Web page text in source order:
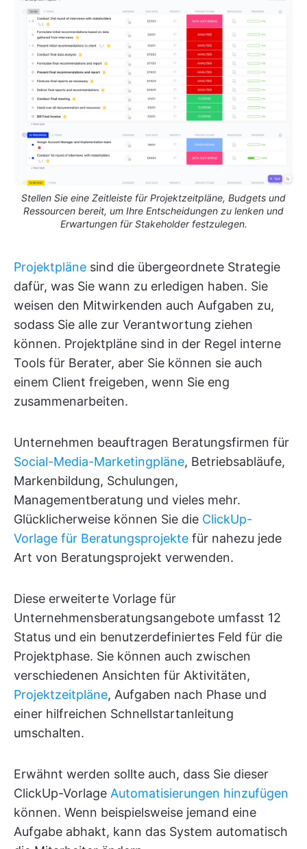
Stellen Sie eine Zeitleiste für Projektzeitpläne, Budgets und
Ressourcen bereit, um Ihre Entscheidungen zu lenken und
Erwartungen für Stakeholder festzulegen.
Projektpläne sind die übergeordnete Strategie
dafür, was Sie wann zu erledigen haben. Sie
weisen den Mitwirkenden auch Aufgaben zu,
sodass Sie alle zur Verantwortung ziehen
können. Projektpläne sind in der Regel interne
Tools für Berater, aber Sie können sie auch
einem Client freigeben, wenn Sie eng
zusammenarbeiten.
Unternehmen beauftragen Beratungsfirmen für
Social-Media-Marketingpläne, Betriebsabläufe,
Markenbildung, Schulungen,
Managementberatung und vieles mehr.
Glücklicherweise können Sie die ClickUp-
Vorlage für Beratungsprojekte für nahezu jede
Art von Beratungsprojekt verwenden.
Diese erweiterte Vorlage für
Unternehmensberatungsangebote umfasst 12
Status und ein benutzerdefiniertes Feld für die
Projektphase. Sie können auch zwischen
verschiedenen Ansichten für Aktivitäten,
Projektzeitpläne, Aufgaben nach Phase und
einer hilfreichen Schnellstartanleitung
umschalten.
Erwähnt werden sollte auch, dass Sie dieser
ClickUp-Vorlage Automatisierungen hinzufügen
können. Wenn beispielsweise jemand eine
Aufgabe abhakt, kann das System automatisch